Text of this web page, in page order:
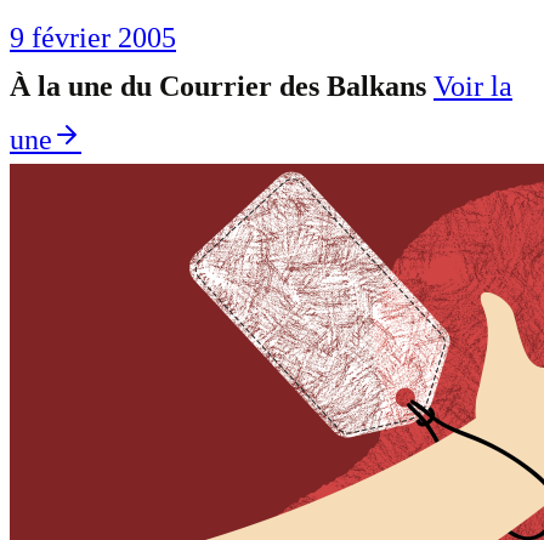
9 février 2005
À la une du Courrier des Balkans Voir la
une